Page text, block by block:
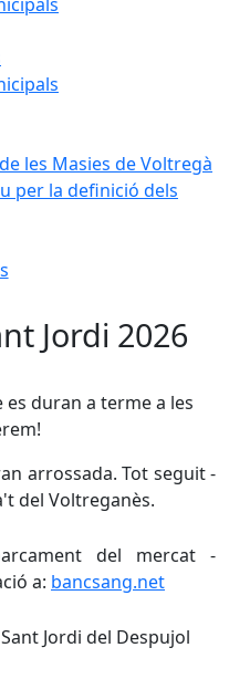
les Masies de Voltregà
per la definició dels
Jordi 2026
duran a terme a les
arrossada. Tot seguit -
del Voltreganès.
del mercat -
a: bancsang.net
Jordi del Despujol